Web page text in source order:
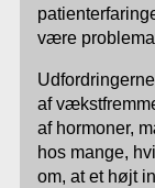
være
af
af hormoner,
hos mange,
om, at et højt